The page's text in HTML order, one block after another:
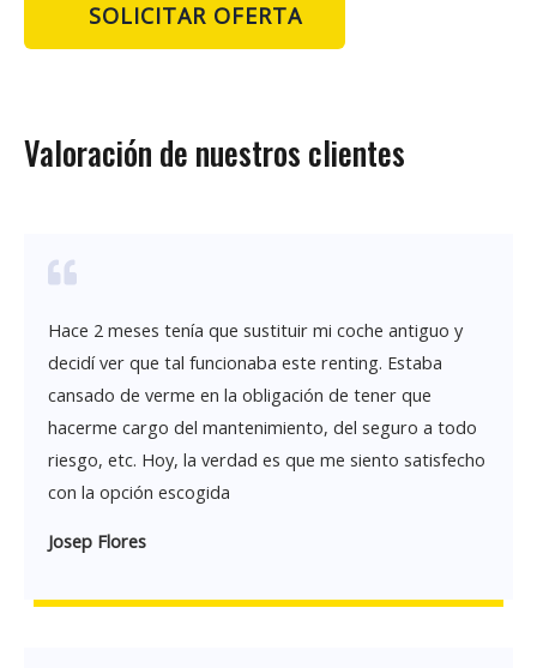
SOLICITAR OFERTA
Valoración de nuestros clientes
Hace 2 meses tenía que sustituir mi coche antiguo y
decidí ver que tal funcionaba este renting. Estaba
cansado de verme en la obligación de tener que
hacerme cargo del mantenimiento, del seguro a todo
riesgo, etc. Hoy, la verdad es que me siento satisfecho
con la opción escogida
Josep Flores